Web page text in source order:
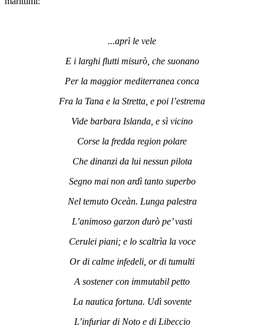
...aprì le vele
E i larghi flutti misurò, che suonano
Per la maggior mediterranea conca
Fra la Tana e la Stretta, e poi l’estrema
Vide barbara Islanda, e sì vicino
Corse la fredda region polare
Che dinanzi da lui nessun pilota
Segno mai non ardì tanto superbo
Nel temuto Oceàn. Lunga palestra
L’animoso garzon durò pe’ vasti
Cerulei piani; e lo scaltrìa la voce
Or di calme infedeli, or di tumulti
A sostener con immutabil petto
La nautica fortuna. Udì sovente
L’infuriar di Noto e di Libeccio